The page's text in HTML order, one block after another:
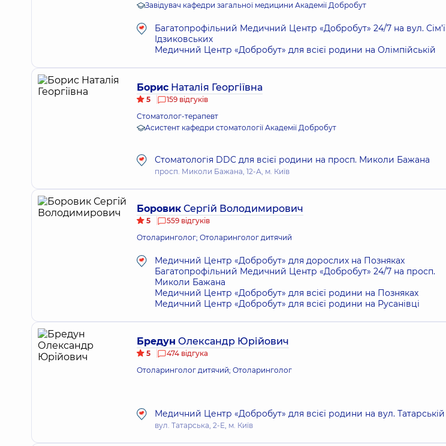
Завідувач кафедри загальної медицини Академії Добробут
Багатопрофільний Медичний Центр «Добробут» 24/7 на вул. Сім’ї
Ідзиковських
Медичний Центр «Добробут» для всієї родини на Олімпійській
Борис Наталія Георгіївна
5
159 відгуків
Стоматолог-терапевт
Асистент кафедри стоматології Академії Добробут
Стоматологія DDC для всієї родини на просп. Миколи Бажана
просп. Миколи Бажана, 12-А, м. Київ
Боровик Сергій Володимирович
5
559 відгуків
Отоларинголог; Отоларинголог дитячий
Медичний Центр «Добробут» для дорослих на Позняках
Багатопрофільний Медичний Центр «Добробут» 24/7 на просп.
Миколи Бажана
Медичний Центр «Добробут» для всієї родини на Позняках
Медичний Центр «Добробут» для всієї родини на Русанівці
Бредун Олександр Юрійович
5
474 відгука
Отоларинголог дитячий; Отоларинголог
Медичний Центр «Добробут» для всієї родини на вул. Татарській
вул. Татарська, 2-Е, м. Київ